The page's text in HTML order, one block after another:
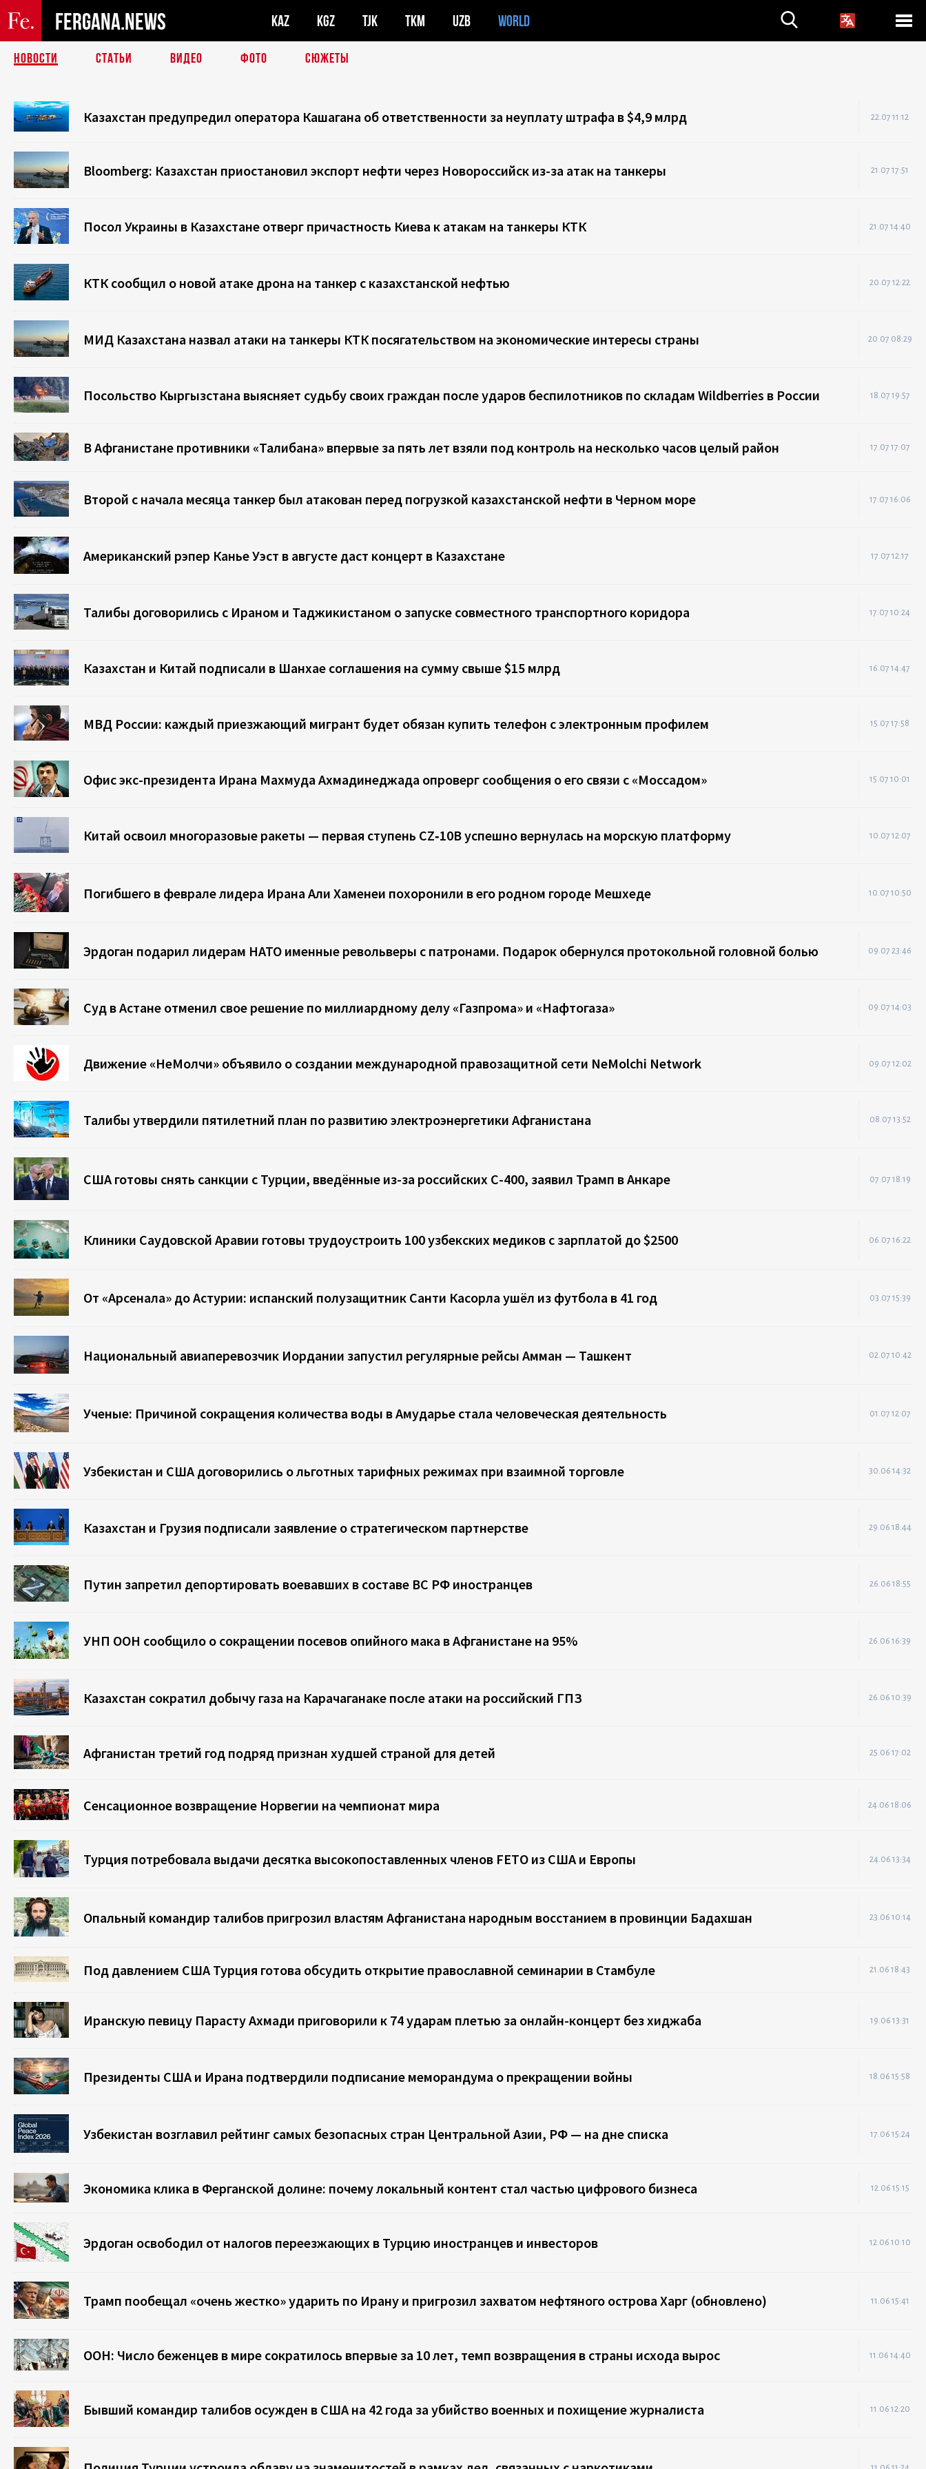
FERGANA.NEWS KAZ KGZ TJK TKM UZB WORLD
НОВОСТИ СТАТЬИ ВИДЕО ФОТО СЮЖЕТЫ
Казахстан предупредил оператора Кашагана об ответственности за неуплату штрафа в $4,9 млрд 22.07 11:12
Bloomberg: Казахстан приостановил экспорт нефти через Новороссийск из-за атак на танкеры 21.07 17:51
Посол Украины в Казахстане отверг причастность Киева к атакам на танкеры КТК 21.07 14:40
КТК сообщил о новой атаке дрона на танкер с казахстанской нефтью 20.07 12:22
МИД Казахстана назвал атаки на танкеры КТК посягательством на экономические интересы страны 20.07 08:29
Посольство Кыргызстана выясняет судьбу своих граждан после ударов беспилотников по складам Wildberries в России 18.07 19:57
В Афганистане противники «Талибана» впервые за пять лет взяли под контроль на несколько часов целый район 17.07 17:07
Второй с начала месяца танкер был атакован перед погрузкой казахстанской нефти в Черном море 17.07 16:06
Американский рэпер Канье Уэст в августе даст концерт в Казахстане 17.07 12:17
Талибы договорились с Ираном и Таджикистаном о запуске совместного транспортного коридора 17.07 10:24
Казахстан и Китай подписали в Шанхае соглашения на сумму свыше $15 млрд 16.07 14:47
МВД России: каждый приезжающий мигрант будет обязан купить телефон с электронным профилем 15.07 17:58
Офис экс-президента Ирана Махмуда Ахмадинеджада опроверг сообщения о его связи с «Моссадом» 15.07 10:01
Китай освоил многоразовые ракеты — первая ступень CZ‑10B успешно вернулась на морскую платформу 10.07 12:07
Погибшего в феврале лидера Ирана Али Хаменеи похоронили в его родном городе Мешхеде 10.07 10:50
Эрдоган подарил лидерам НАТО именные револьверы с патронами. Подарок обернулся протокольной головной болью 09.07 23:46
Суд в Астане отменил свое решение по миллиардному делу «Газпрома» и «Нафтогаза» 09.07 14:03
Движение «НеМолчи» объявило о создании международной правозащитной сети NeMolchi Network 09.07 12:02
Талибы утвердили пятилетний план по развитию электроэнергетики Афганистана 08.07 13:52
США готовы снять санкции с Турции, введённые из-за российских С-400, заявил Трамп в Анкаре 07.07 18:19
Клиники Саудовской Аравии готовы трудоустроить 100 узбекских медиков с зарплатой до $2500 06.07 16:22
От «Арсенала» до Астурии: испанский полузащитник Санти Касорла ушёл из футбола в 41 год 03.07 15:39
Национальный авиаперевозчик Иордании запустил регулярные рейсы Амман — Ташкент 02.07 10:42
Ученые: Причиной сокращения количества воды в Амударье стала человеческая деятельность 01.07 12:07
Узбекистан и США договорились о льготных тарифных режимах при взаимной торговле 30.06 14:32
Казахстан и Грузия подписали заявление о стратегическом партнерстве 29.06 18:44
Путин запретил депортировать воевавших в составе ВС РФ иностранцев 26.06 18:55
УНП ООН сообщило о сокращении посевов опийного мака в Афганистане на 95% 26.06 16:39
Казахстан сократил добычу газа на Карачаганаке после атаки на российский ГПЗ 26.06 10:39
Афганистан третий год подряд признан худшей страной для детей 25.06 17:02
Сенсационное возвращение Норвегии на чемпионат мира 24.06 18:06
Турция потребовала выдачи десятка высокопоставленных членов FETО из США и Европы 24.06 13:34
Опальный командир талибов пригрозил властям Афганистана народным восстанием в провинции Бадахшан 23.06 10:14
Под давлением США Турция готова обсудить открытие православной семинарии в Стамбуле 21.06 18:43
Иранскую певицу Парасту Ахмади приговорили к 74 ударам плетью за онлайн-концерт без хиджаба 19.06 13:31
Президенты США и Ирана подтвердили подписание меморандума о прекращении войны 18.06 15:58
Узбекистан возглавил рейтинг самых безопасных стран Центральной Азии, РФ — на дне списка 17.06 15:24
Экономика клика в Ферганской долине: почему локальный контент стал частью цифрового бизнеса 12.06 15:15
Эрдоган освободил от налогов переезжающих в Турцию иностранцев и инвесторов 12.06 10:10
Трамп пообещал «очень жестко» ударить по Ирану и пригрозил захватом нефтяного острова Харг (обновлено) 11.06 15:41
ООН: Число беженцев в мире сократилось впервые за 10 лет, темп возвращения в страны исхода вырос 11.06 14:40
Бывший командир талибов осужден в США на 42 года за убийство военных и похищение журналиста 11.06 12:20